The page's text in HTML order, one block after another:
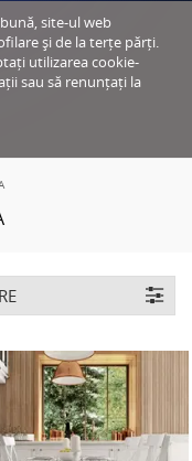
site-ul web
și de la terțe părți.
utilizarea cookie-
sau să renunțați la